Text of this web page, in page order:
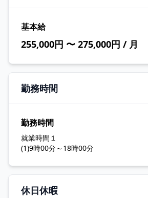
基本給
255,000円 〜 275,000円 / 月
勤務時間
勤務時間
就業時間１
(1)9時00分～18時00分
休日休暇